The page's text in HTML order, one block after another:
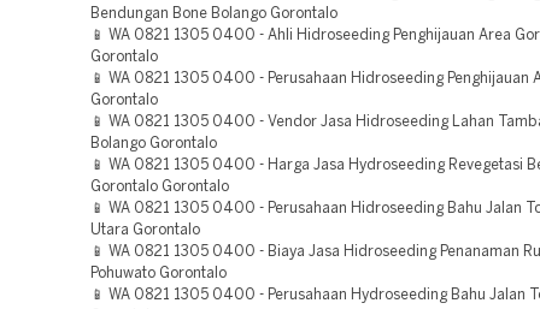
Bendungan Bone Bolango Gorontalo
📱 WA 0821 1305 0400 - Ahli Hidroseeding Penghijauan Area
Gorontalo
📱 WA 0821 1305 0400 - Perusahaan Hidroseeding Penghijauan
Gorontalo
📱 WA 0821 1305 0400 - Vendor Jasa Hidroseeding Lahan
Bolango Gorontalo
📱 WA 0821 1305 0400 - Harga Jasa Hydroseeding Revegetasi
Gorontalo Gorontalo
📱 WA 0821 1305 0400 - Perusahaan Hidroseeding Bahu Jalan
Utara Gorontalo
📱 WA 0821 1305 0400 - Biaya Jasa Hidroseeding Penanaman
Pohuwato Gorontalo
📱 WA 0821 1305 0400 - Perusahaan Hydroseeding Bahu Jalan